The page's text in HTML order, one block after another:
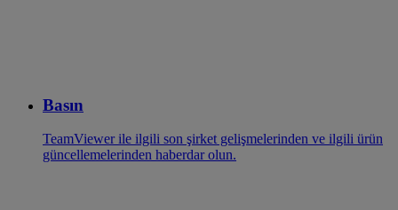
Basın
TeamViewer ile ilgili son şirket gelişmelerinden ve ilgili ürün
güncellemelerinden haberdar olun.